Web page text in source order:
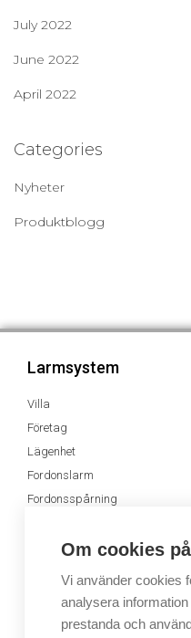
July 2022
June 2022
April 2022
Categories
Nyheter
Produktblogg
Larmsystem
Villa
Företag
Lägenhet
Fordonslarm
Fordonsspårning
Dimsystem
Om cookies
Vi använder cookies
analysera
prestanda och